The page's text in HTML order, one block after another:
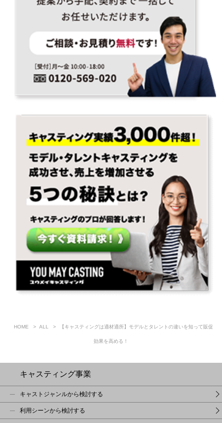
HOME ALL 【キャスティングは適材適所】モデルとタレントの違いを知って販促
効果を高める！
キャスティング事業
キャストジャンルから検討する
利用シーンから検討する